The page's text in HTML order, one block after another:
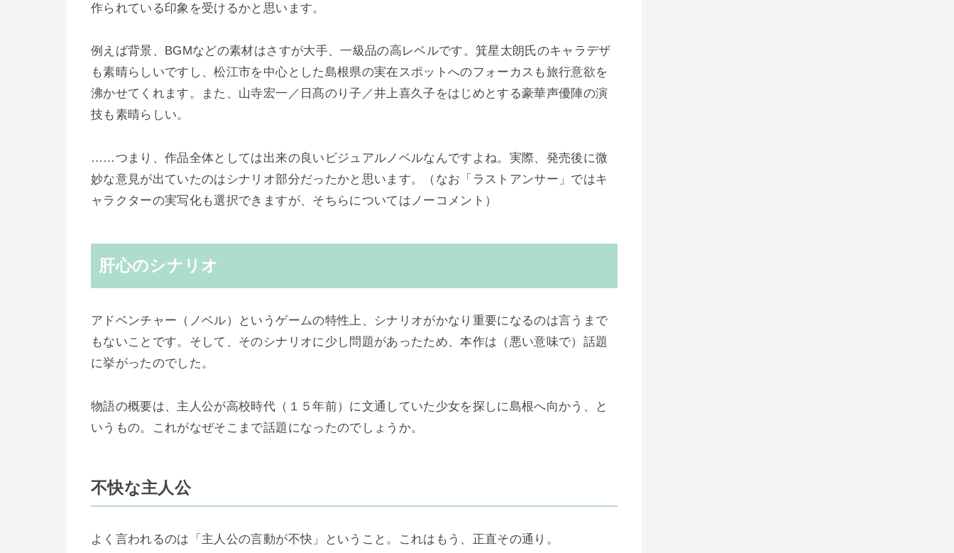
作られている印象を受けるかと思います。
例えば背景、BGMなどの素材はさすが大手、一級品の高レベルです。箕星太朗氏のキャラデザ
も素晴らしいですし、松江市を中心とした島根県の実在スポットへのフォーカスも旅行意欲を
沸かせてくれます。また、山寺宏一／日髙のり子／井上喜久子をはじめとする豪華声優陣の演
技も素晴らしい。
……つまり、作品全体としては出来の良いビジュアルノベルなんですよね。実際、発売後に微
妙な意見が出ていたのはシナリオ部分だったかと思います。（なお「ラストアンサー」ではキ
ャラクターの実写化も選択できますが、そちらについてはノーコメント）
肝心のシナリオ
アドベンチャー（ノベル）というゲームの特性上、シナリオがかなり重要になるのは言うまで
もないことです。そして、そのシナリオに少し問題があったため、本作は（悪い意味で）話題
に挙がったのでした。
物語の概要は、主人公が高校時代（１５年前）に文通していた少女を探しに島根へ向かう、と
いうもの。これがなぜそこまで話題になったのでしょうか。
不快な主人公
よく言われるのは「主人公の言動が不快」ということ。これはもう、正直その通り。